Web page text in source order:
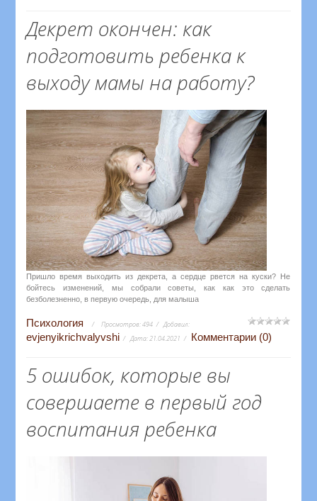
Декрет окончен: как
подготовить ребенка к
выходу мамы на работу?
Пришло время выходить из декрета, а сердце рвется на куски? Не
бойтесь изменений, мы собрали советы, как как это сделать
безболезненно, в первую очередь, для малыша
Психология Просмотров:494 Добавил:
evjenyikrichvalyvshi Дата:21.04.2021 Комментарии (0)
5 ошибок, которые вы
совершаете в первый год
воспитания ребенка